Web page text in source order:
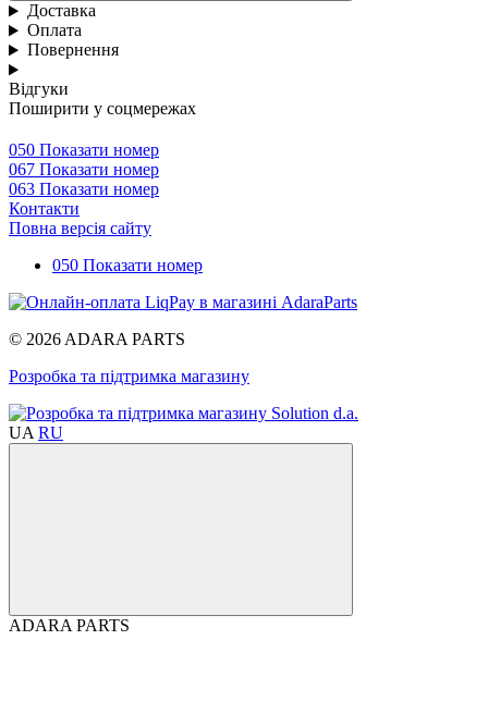
Доставка
Оплата
Повернення
Відгуки
Поширити у соцмережах
050 Показати номер
067 Показати номер
063 Показати номер
Контакти
Повна версія сайту
050 Показати номер
© 2026 ADARA PARTS
Розробка та підтримка магазину
UARU
ADARA PARTS